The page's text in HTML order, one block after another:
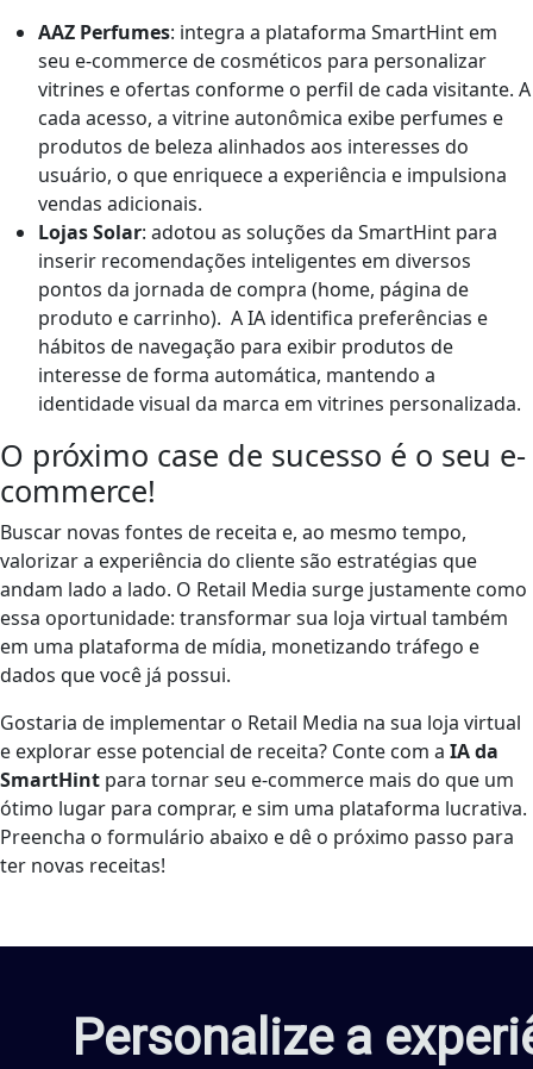
AAZ Perfumes: integra a plataforma SmartHint em
seu e-commerce de cosméticos para personalizar
vitrines e ofertas conforme o perfil de cada visitante. A
cada acesso, a vitrine autonômica exibe perfumes e
produtos de beleza alinhados aos interesses do
usuário, o que enriquece a experiência e impulsiona
vendas adicionais.
Lojas Solar: adotou as soluções da SmartHint para
inserir recomendações inteligentes em diversos
pontos da jornada de compra (home, página de
produto e carrinho). A IA identifica preferências e
hábitos de navegação para exibir produtos de
interesse de forma automática, mantendo a
identidade visual da marca em vitrines personalizada.
O próximo case de sucesso é o seu e-
commerce!
Buscar novas fontes de receita e, ao mesmo tempo,
valorizar a experiência do cliente são estratégias que
andam lado a lado. O Retail Media surge justamente como
essa oportunidade: transformar sua loja virtual também
em uma plataforma de mídia, monetizando tráfego e
dados que você já possui.
Gostaria de implementar o Retail Media na sua loja virtual
e explorar esse potencial de receita? Conte com a IA da
SmartHint para tornar seu e-commerce mais do que um
ótimo lugar para comprar, e sim uma plataforma lucrativa.
Preencha o formulário abaixo e dê o próximo passo para
ter novas receitas!
Personalize a